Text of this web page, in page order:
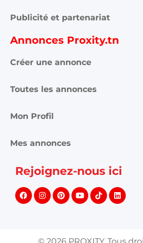
Publicité et partenariat
Annonces Proxity.tn
Créer une annonce
Toutes les annonces
Mon Profil
Mes annonces
Rejoignez-nous ici